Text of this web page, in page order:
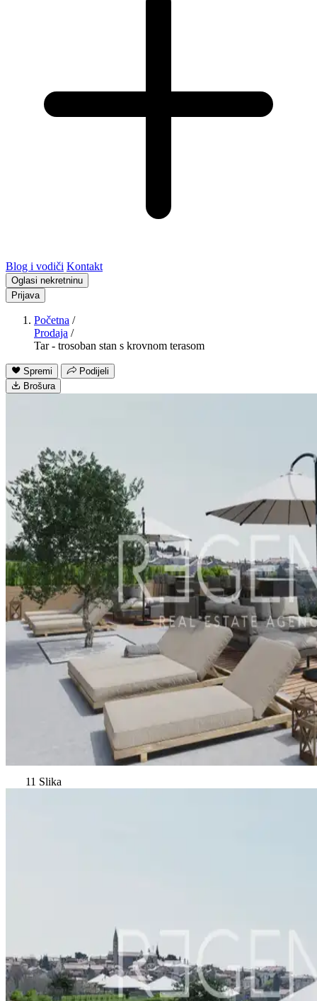
Blog i vodiči Kontakt
Oglasi nekretninu
Prijava
Početna /
Prodaja /
Tar - trosoban stan s krovnom terasom
Spremi
Podijeli
Brošura
11 Slika